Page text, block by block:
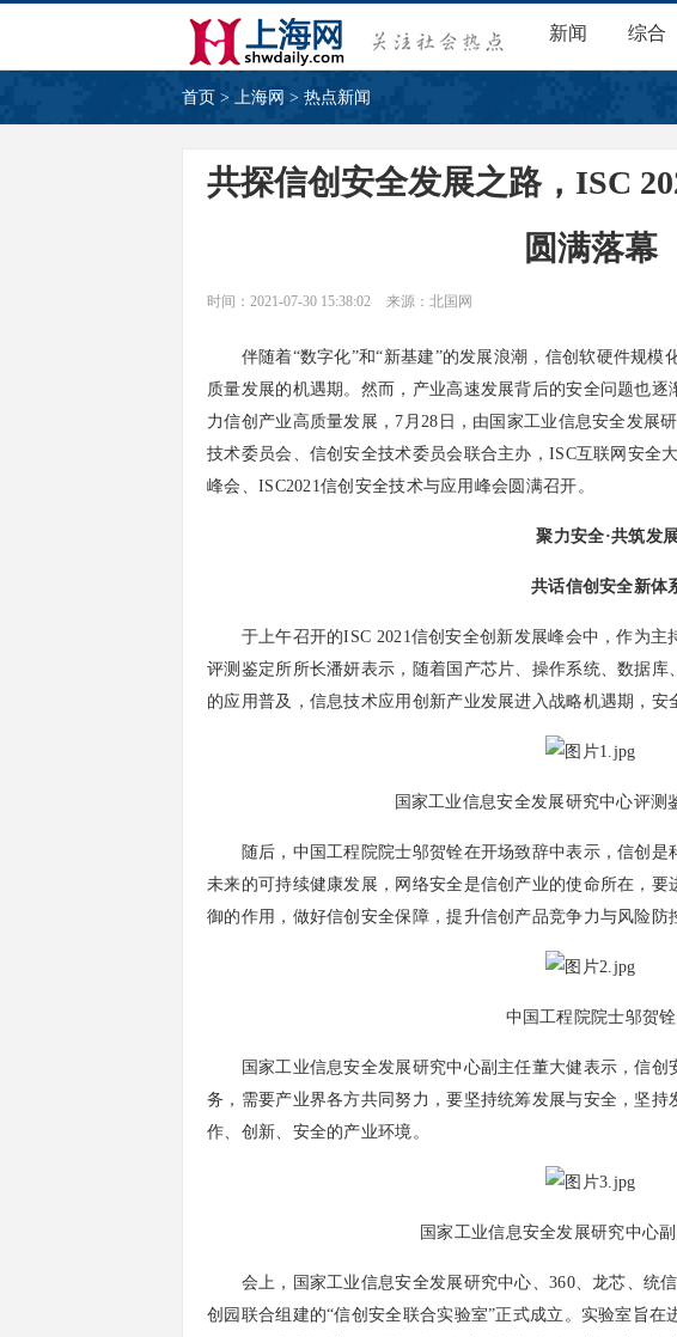
新闻 综合
首页 > 上海网 > 热点新闻
共探信创安全发展之路，ISC
圆满落幕
时间：2021-07-30 15:38:02 来源：北国网
伴随着“数字化”和“新基建”的发展浪潮，信创软硬件规模
质量发展的机遇期。然而，产业高速发展背后的安全问题也
力信创产业高质量发展，7月28日，由国家工业信息安全发展
技术委员会、信创安全技术委员会联合主办，ISC互联网安全
峰会、ISC2021信创安全技术与应用峰会圆满召开。
聚力安全·共筑发
共话信创安全新体
于上午召开的ISC 2021信创安全创新发展峰会中，作为主
评测鉴定所所长潘妍表示，随着国产芯片、操作系统、数据
的应用普及，信息技术应用创新产业发展进入战略机遇期，安
国家工业信息安全发展研究中心评测
随后，中国工程院院士邬贺铨在开场致辞中表示，信创是
未来的可持续健康发展，网络安全是信创产业的使命所在，
御的作用，做好信创安全保障，提升信创产品竞争力与风险防
中国工程院院士邬贺铨
国家工业信息安全发展研究中心副主任董大健表示，信创
务，需要产业界各方共同努力，要坚持统筹发展与安全，坚
作、创新、安全的产业环境。
国家工业信息安全发展研究中心
会上，国家工业信息安全发展研究中心、360、龙芯、统
创园联合组建的“信创安全联合实验室”正式成立。实验室旨